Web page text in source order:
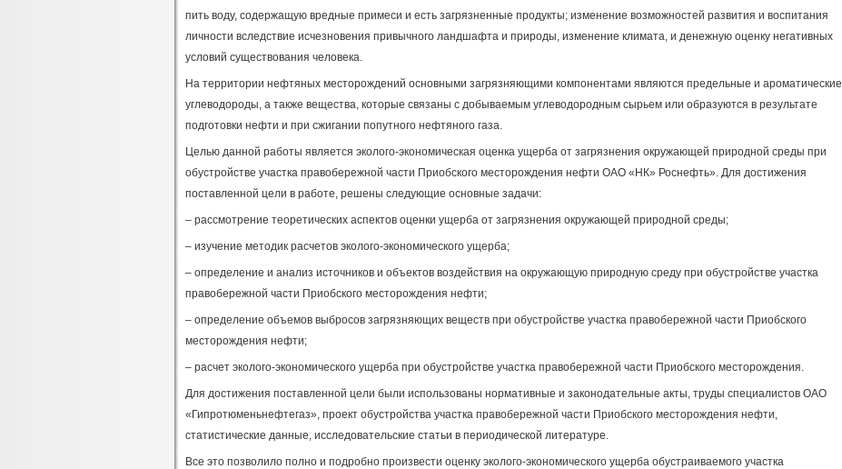
пить воду, содержащую вредные примеси и есть загрязненные продукты; изменение возможностей развития и воспитания
личности вследствие исчезновения привычного ландшафта и природы, изменение климата, и денежную оценку негативных
условий существования человека.
На территории нефтяных месторождений основными загрязняющими компонентами являются предельные и ароматические
углеводороды, а также вещества, которые связаны с добываемым углеводородным сырьем или образуются в результате
подготовки нефти и при сжигании попутного нефтяного газа.
Целью данной работы является эколого-экономическая оценка ущерба от загрязнения окружающей природной среды при
обустройстве участка правобережной части Приобского месторождения нефти ОАО «НК» Роснефть». Для достижения
поставленной цели в работе, решены следующие основные задачи:
– рассмотрение теоретических аспектов оценки ущерба от загрязнения окружающей природной среды;
– изучение методик расчетов эколого-экономического ущерба;
– определение и анализ источников и объектов воздействия на окружающую природную среду при обустройстве участка
правобережной части Приобского месторождения нефти;
– определение объемов выбросов загрязняющих веществ при обустройстве участка правобережной части Приобского
месторождения нефти;
– расчет эколого-экономического ущерба при обустройстве участка правобережной части Приобского месторождения.
Для достижения поставленной цели были использованы нормативные и законодательные акты, труды специалистов ОАО
«Гипротюменьнефтегаз», проект обустройства участка правобережной части Приобского месторождения нефти,
статистические данные, исследовательские статьи в периодической литературе.
Все это позволило полно и подробно произвести оценку эколого-экономического ущерба обустраиваемого участка